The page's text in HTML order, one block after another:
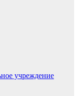
учреждение